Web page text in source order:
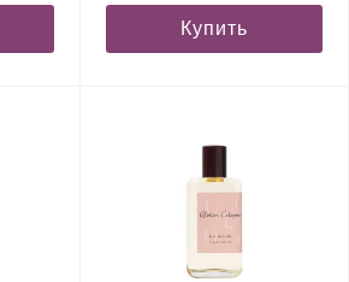
Купить